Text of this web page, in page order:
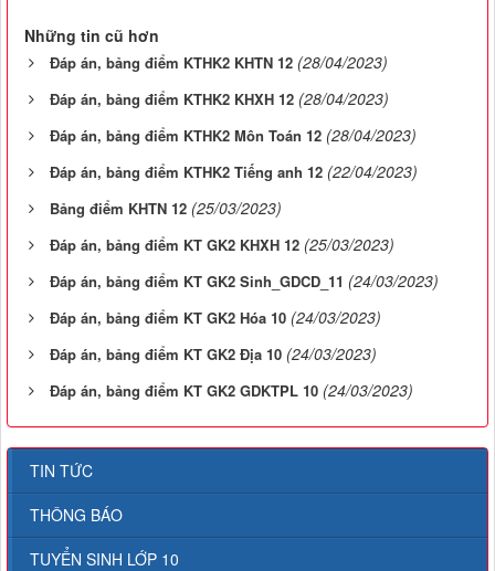
Những tin cũ hơn
Đáp án, bảng điểm KTHK2 KHTN 12 (28/04/2023)
Đáp án, bảng điểm KTHK2 KHXH 12 (28/04/2023)
Đáp án, bảng điểm KTHK2 Môn Toán 12 (28/04/2023)
Đáp án, bảng điểm KTHK2 Tiếng anh 12 (22/04/2023)
Bảng điểm KHTN 12 (25/03/2023)
Đáp án, bảng điểm KT GK2 KHXH 12 (25/03/2023)
Đáp án, bảng điểm KT GK2 Sinh_GDCD_11 (24/03/2023)
Đáp án, bảng điểm KT GK2 Hóa 10 (24/03/2023)
Đáp án, bảng điểm KT GK2 Địa 10 (24/03/2023)
Đáp án, bảng điểm KT GK2 GDKTPL 10 (24/03/2023)
TIN TỨC
THÔNG BÁO
TUYỂN SINH LỚP 10